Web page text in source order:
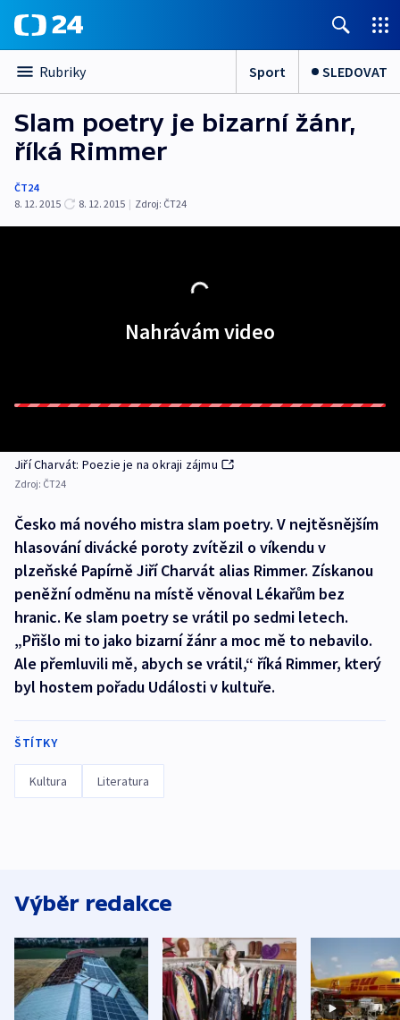
Rubriky Sport SLEDOVAT
Slam poetry je bizarní žánr,
říká Rimmer
ČT24
8. 12. 2015
8. 12. 2015 | Zdroj: ČT24
Nahrávám video
Jiří Charvát: Poezie je na okraji zájmu
Zdroj: ČT24
Česko má nového mistra slam poetry. V nejtěsnějším
hlasování divácké poroty zvítězil o víkendu v
plzeňské Papírně Jiří Charvát alias Rimmer. Získanou
peněžní odměnu na místě věnoval Lékařům bez
hranic. Ke slam poetry se vrátil po sedmi letech.
„Přišlo mi to jako bizarní žánr a moc mě to nebavilo.
Ale přemluvili mě, abych se vrátil,“ říká Rimmer, který
byl hostem pořadu Události v kultuře.
ŠTÍTKY
Kultura Literatura
Výběr redakce